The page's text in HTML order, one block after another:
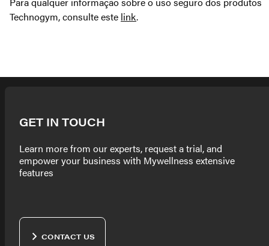
Technogym, consulte este link.
GET IN TOUCH
Learn more from our experts, request a trial, and
empower your business with Mywellness extensive
features
CONTACT US